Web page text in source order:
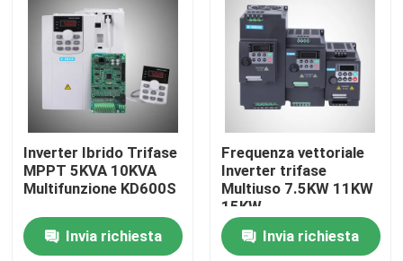
Casa
Chi siamo
Inverter Ibrido Trifase
MPPT 5KVA 10KVA
Multifunzione KD600S
Invia richiesta
Frequenza vettoriale
Inverter trifase
Multiuso 7.5KW 11KW
15KW
Invia richiesta